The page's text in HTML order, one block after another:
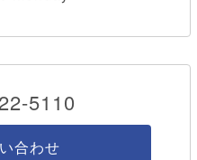
5110
合わせ